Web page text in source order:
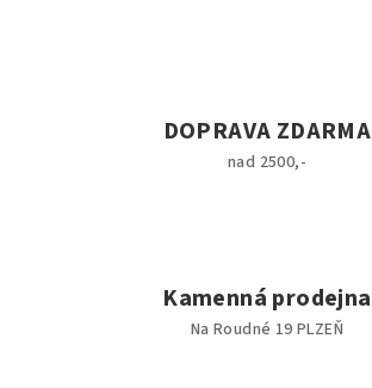
DOPRAVA ZDARMA
nad 2500,-
Kamenná prodejna
Na Roudné 19 PLZEŇ